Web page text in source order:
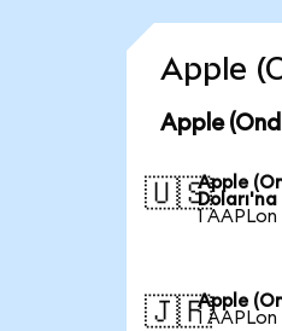
Apple
Apple
🇺🇸Apple
Doları'na
1
🇯🇵Apple
1